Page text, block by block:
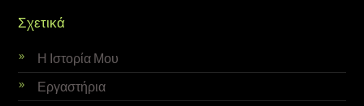
Σχετικά
Η Ιστορία Μου
Εργαστήρια